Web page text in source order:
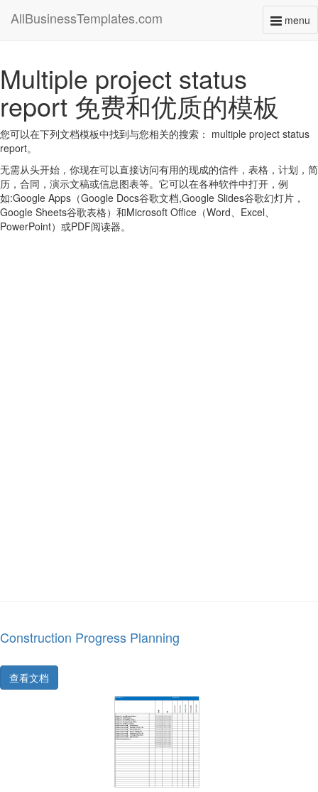
menu
AllBusinessTemplates.com
Multiple project status
report 免费和优质的模板
您可以在下列文档模板中找到与您相关的搜索： multiple project status
report。
无需从头开始，你现在可以直接访问有用的现成的信件，表格，计划，简
历，合同，演示文稿或信息图表等。它可以在各种软件中打开，例
如:Google Apps（Google Docs谷歌文档,Google Slides谷歌幻灯片，
Google Sheets谷歌表格）和Microsoft Office（Word、Excel、
PowerPoint）或PDF阅读器。
Construction Progress Planning
查看文档